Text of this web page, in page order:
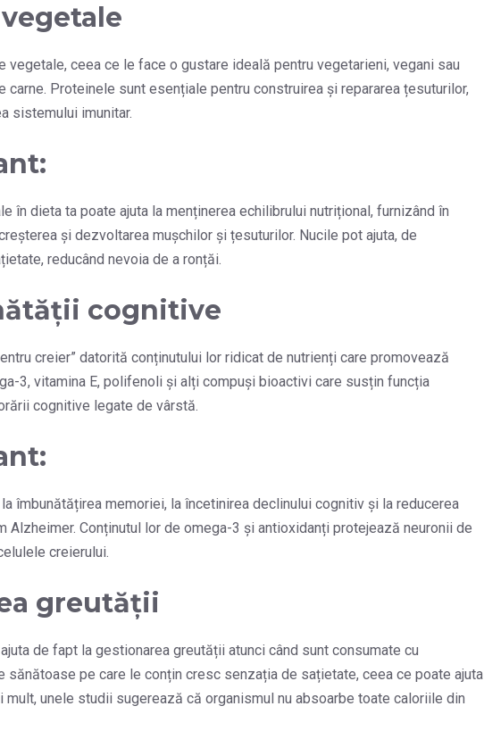
ceea ce le face o gustare ideală pentru vegetarieni, vegani sau
Proteinele sunt esențiale pentru construirea și repararea țesuturilor,
sistemului imunitar.
în dieta ta poate ajuta la menținerea echilibrului nutrițional, furnizând în
și dezvoltarea mușchilor și țesuturilor. Nucile pot ajuta, de
reducând nevoia de a ronțăi.
cognitive
creier” datorită conținutului lor ridicat de nutrienți care promovează
3, vitamina E, polifenoli și alți compuși bioactivi care susțin funcția
cognitive legate de vârstă.
îmbunătățirea memoriei, la încetinirea declinului cognitiv și la reducerea
Alzheimer. Conținutul lor de omega-3 și antioxidanți protejează neuronii de
creierului.
greutății
de fapt la gestionarea greutății atunci când sunt consumate cu
pe care le conțin cresc senzația de sațietate, ceea ce poate ajuta
mult, unele studii sugerează că organismul nu absoarbe toate caloriile din